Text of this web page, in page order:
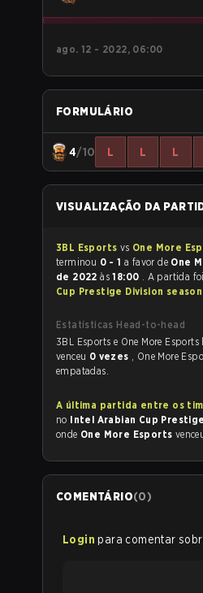
ago. 12 - 2022, 06:00
FORMULÁRIO
4/10 L L L
VISUALIZAÇÃO DA
3BL Esports vs One More
terminou 0 - 1 a favor de One
de 2022às18:00 . A partida
Cup Prestige Division
Estatísticas Head-to-head
venceu 0 vezes , One More
empatadas.
A última partida entre os
no Intel Arabian Cup
onde One More Esports
COMENTÁRIO(0)
Login para comentar